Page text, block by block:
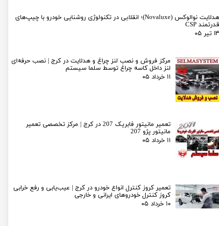
هدلایت نوالوکس (Novaluxe)؛ انقلابی در تکنولوژی روشنایی خودرو با چیپ‌های
قدرتمند CSP
۱۳ تیر ۰۵
مرکز فروش و نصب لنز چراغ و هدلایت در کرج | نصب حرفه‌ای
لنز داخل کاسه چراغ توسط سلما سیستم
۱۱ خرداد ۰۵
تعمیر مانیتور فابریک 207 در کرج | مرکز تخصصی تعمیر
مانیتور پژو 207
۱۱ خرداد ۰۵
تعمیر کروز کنترل انواع خودرو در کرج | عیب‌یابی و رفع خرابی
کروز کنترل خودروهای ایرانی و خارجی
۱۰ خرداد ۰۵